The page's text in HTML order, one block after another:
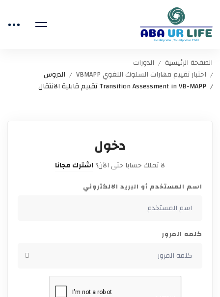
الصفحة الرئيسية
الدورات
اختبار تقييم مهارات السلوك اللغوي VBMAPP
الدروس
Transition Assessment in VB-MAPP تقييم قابلية الانتقال
دخول
لا تملك حسابا حتى الآن؟ اشترك مجانا
اسم المستخدم أو البريد الالكتروني
كلمه المرور